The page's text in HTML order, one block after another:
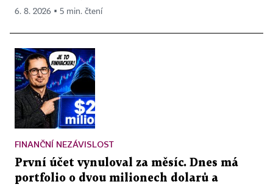
6. 8. 2026 ▪ 5 min. čtení
FINANČNÍ NEZÁVISLOST
První účet vynuloval za měsíc. Dnes má
portfolio o dvou milionech dolarů a